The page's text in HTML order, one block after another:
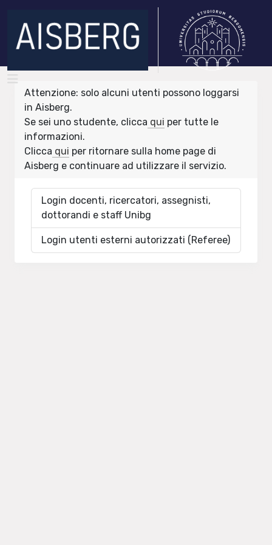
Attenzione: solo alcuni utenti possono loggarsi
in Aisberg.
Se sei uno studente, clicca qui per tutte le
informazioni.
Clicca qui per ritornare sulla home page di
Aisberg e continuare ad utilizzare il servizio.
Login docenti, ricercatori, assegnisti,
dottorandi e staff Unibg
Login utenti esterni autorizzati (Referee)